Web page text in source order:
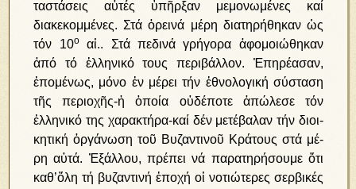
τα­στά­σεις αὐ­τές ὑπῆρξαν μεμονωμένες καί
διακεκομμένες. Στά ὀρεινά μέρη διατηρήθηκαν ὡς
τόν 10οαἰ.. Στά πεδινά γρήγορα ἀφομοιώθηκαν
ἀπό τό ἑλληνικό τους περιβάλλον. Ἐ­πη­ρέ­α­σαν,
ἑπομένως, μό­νο ἐν μέ­ρει τήν ἐ­θνο­λο­γι­κή σύ­στα­ση
τῆς πε­ρι­ο­χῆς-ἡ ὁποία οὐδέποτε ἀπώλεσε τόν
ἑλληνικό της χαρακτήρα-καί δέν με­τέ­βα­λαν τήν δι­οι­
κη­τι­κή ὀρ­γά­νω­ση τοῦ Βυ­ζαν­τι­νοῦ Κρά­τους στά μέ­
ρη αὐ­τά. Ἐξάλλου, πρέπει νά παρατηρήσουμε ὅτι
καθ’ὅλη τή βυζαντινή ἐποχή οἱ νοτιώτερες σερβικές